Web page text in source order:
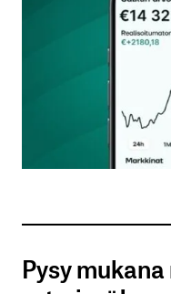
Nimesi tai
Tilaa
Lähetä
Pysy